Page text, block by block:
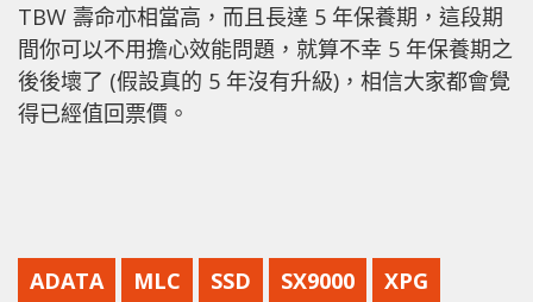
TBW 壽命亦相當高，而且長達 5 年保養期，這段期
間你可以不用擔心效能問題，就算不幸 5 年保養期之
後後壞了 (假設真的 5 年沒有升級)，相信大家都會覺
得已經值回票價。
ADATA MLC SSD SX9000 XPG